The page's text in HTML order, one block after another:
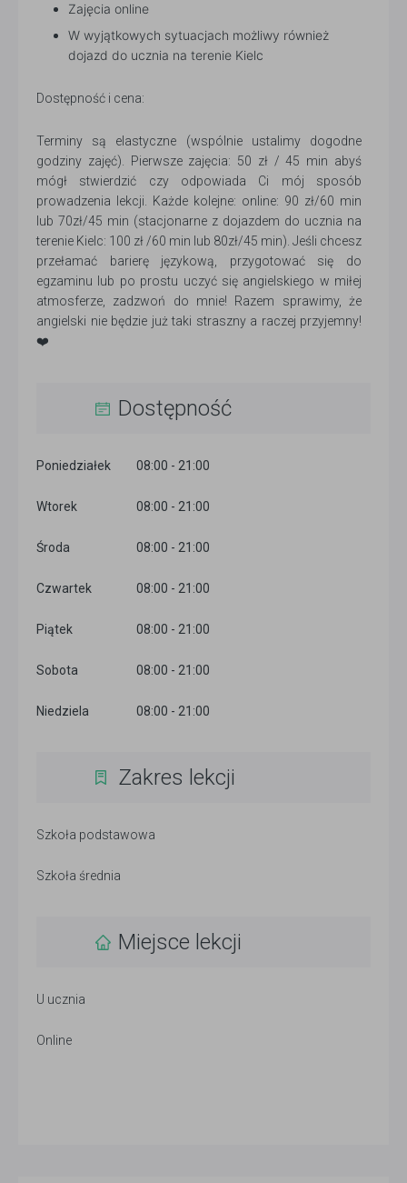
Zajęcia online
W wyjątkowych sytuacjach możliwy również
dojazd do ucznia na terenie Kielc
Dostępność i cena:
Terminy są elastyczne (wspólnie ustalimy dogodne
godziny zajęć). Pierwsze zajęcia: 50 zł / 45 min abyś
mógł stwierdzić czy odpowiada Ci mój sposób
prowadzenia lekcji. Każde kolejne: online: 90 zł/60 min
lub 70zł/45 min (stacjonarne z dojazdem do ucznia na
terenie Kielc: 100 zł /60 min lub 80zł/45 min). Jeśli chcesz
przełamać barierę językową, przygotować się do
egzaminu lub po prostu uczyć się angielskiego w miłej
atmosferze, zadzwoń do mnie! Razem sprawimy, że
angielski nie będzie już taki straszny a raczej przyjemny!
❤️
Dostępność
Poniedziałek 08:00 - 21:00
Wtorek 08:00 - 21:00
Środa 08:00 - 21:00
Czwartek 08:00 - 21:00
Piątek 08:00 - 21:00
Sobota 08:00 - 21:00
Niedziela 08:00 - 21:00
Zakres lekcji
Szkoła podstawowa
Szkoła średnia
Miejsce lekcji
U ucznia
Online